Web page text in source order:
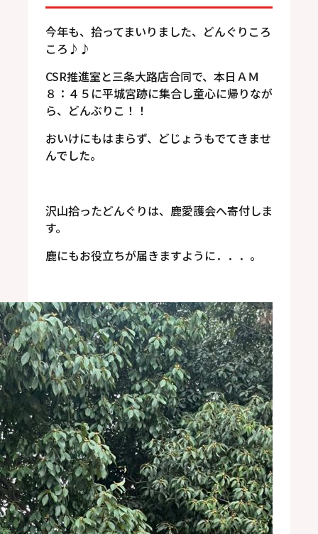
今年も、拾ってまいりました、どんぐりころ
ころ♪♪
CSR推進室と三条大路店合同で、本日ＡＭ
８：４５に平城宮跡に集合し童心に帰りなが
ら、どんぶりこ！！
おいけにもはまらず、どじょうもでてきませ
んでした。
沢山拾ったどんぐりは、鹿愛護会へ寄付しま
す。
鹿にもお役立ちが届きますように．．．。